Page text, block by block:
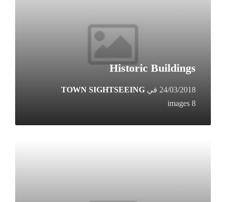
Historic Buildings
24/03/2018 في TOWN SIGHTSEEING
8 images